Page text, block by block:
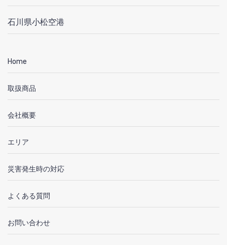
石川県小松空港
Home
取扱商品
会社概要
エリア
災害発生時の対応
よくある質問
お問い合わせ